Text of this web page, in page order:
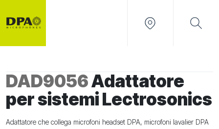
DAD9056Adattatore
per sistemi Lectrosonics
Adattatore che collega microfoni headset DPA, microfoni lavalier DPA